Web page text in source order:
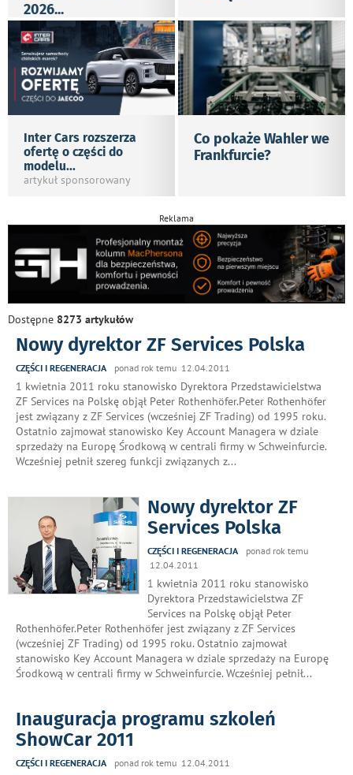
2026...
Inter Cars rozszerza
ofertę o części do
modelu...
artykuł sponsorowany
Co pokaże Wahler we
Frankfurcie?
Reklama
Dostępne 8273 artykułów
Nowy dyrektor ZF Services Polska
CZĘŚCI I REGENERACJA ponad rok temu 12.04.2011
1 kwietnia 2011 roku stanowisko Dyrektora Przedstawicielstwa
ZF Services na Polskę objął Peter Rothenhöfer.Peter Rothenhöfer
jest związany z ZF Services (wcześniej ZF Trading) od 1995 roku.
Ostatnio zajmował stanowisko Key Account Managera w dziale
sprzedaży na Europę Środkową w centrali firmy w Schweinfurcie.
Wcześniej pełnił szereg funkcji związanych z...
Nowy dyrektor ZF
Services Polska
CZĘŚCI I REGENERACJA
ponad rok temu
12.04.2011
1 kwietnia 2011 roku stanowisko
Dyrektora Przedstawicielstwa ZF
Services na Polskę objął Peter
Rothenhöfer.Peter Rothenhöfer jest związany z ZF Services
(wcześniej ZF Trading) od 1995 roku. Ostatnio zajmował
stanowisko Key Account Managera w dziale sprzedaży na Europę
Środkową w centrali firmy w Schweinfurcie. Wcześniej pełnił...
Inauguracja programu szkoleń
ShowCar 2011
CZĘŚCI I REGENERACJA ponad rok temu 12.04.2011